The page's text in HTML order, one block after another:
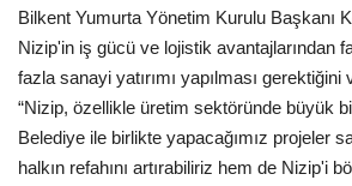
Bilkent Yumurta Yönetim Kurulu Başkanı
Nizip'in iş gücü ve lojistik avantajlarından
fazla sanayi yatırımı yapılması gerektiğini
“Nizip, özellikle üretim sektöründe büyük
Belediye ile birlikte yapacağımız projeler
halkın refahını artırabiliriz hem de Nizip'i